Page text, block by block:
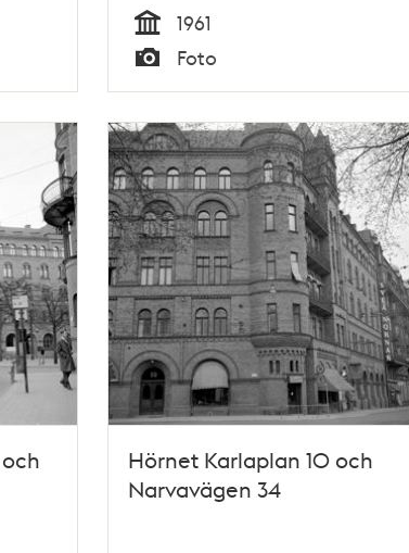
Tid
1961
Typ
Foto
Hörnet Karlaplan 10 och
Narvavägen 34